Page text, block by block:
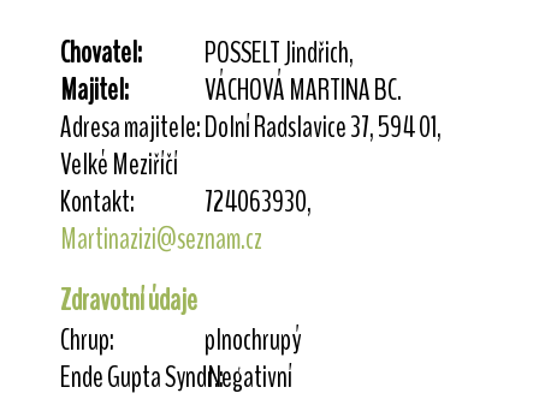
Chovatel:
POSSELT Jindřich,
Majitel:
VÁCHOVÁ MARTINA BC.
Adresa majitele:Dolní Radslavice 37, 594 01,
Velké Meziříčí
Kontakt:
724063930,
Martinazizi@seznam.cz
Zdravotní údaje
Chrup:
plnochrupý
Ende Gupta Syndr.:Negativní